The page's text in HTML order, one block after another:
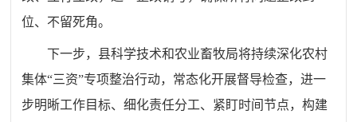
位、不留死角。
下一步，县科学技术和农业畜牧局将持续深化农村
集体“三资”专项整治行动，常态化开展督导检查，进一
步明晰工作目标、细化责任分工、紧盯时间节点，构建